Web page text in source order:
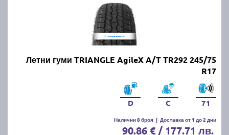
Летни гуми TRIANGLE AgileX A/T TR292 245/75
R17
D C 71
Налични 8 броя | Доставка от 1 до 2 дни
90.86 € / 177.71 лв.